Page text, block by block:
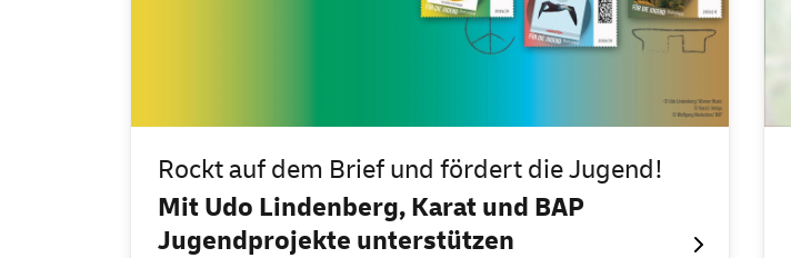
Rockt auf dem Brief und fördert die Jugend!
Mit Udo Lindenberg, Karat und BAP
Jugendprojekte unterstützen